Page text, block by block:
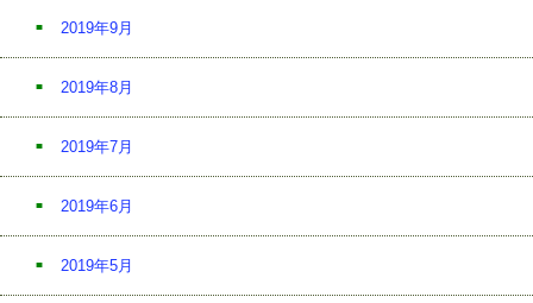
2019年9月
2019年8月
2019年7月
2019年6月
2019年5月